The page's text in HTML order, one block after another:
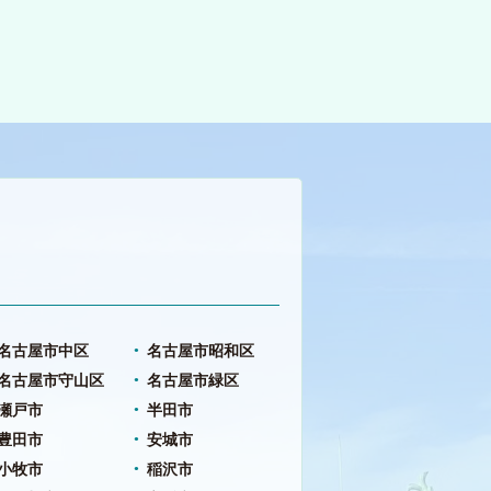
古屋市中区
名古屋市昭和区
古屋市守山区
名古屋市緑区
戸市
半田市
田市
安城市
牧市
稲沢市